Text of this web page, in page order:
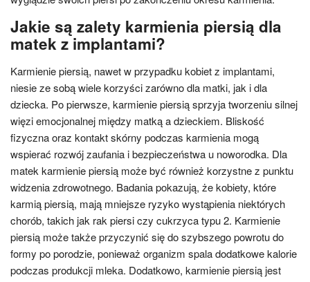
Jakie są zalety karmienia piersią dla
matek z implantami?
Karmienie piersią, nawet w przypadku kobiet z implantami,
niesie ze sobą wiele korzyści zarówno dla matki, jak i dla
dziecka. Po pierwsze, karmienie piersią sprzyja tworzeniu silnej
więzi emocjonalnej między matką a dzieckiem. Bliskość
fizyczna oraz kontakt skórny podczas karmienia mogą
wspierać rozwój zaufania i bezpieczeństwa u noworodka. Dla
matek karmienie piersią może być również korzystne z punktu
widzenia zdrowotnego. Badania pokazują, że kobiety, które
karmią piersią, mają mniejsze ryzyko wystąpienia niektórych
chorób, takich jak rak piersi czy cukrzyca typu 2. Karmienie
piersią może także przyczynić się do szybszego powrotu do
formy po porodzie, ponieważ organizm spala dodatkowe kalorie
podczas produkcji mleka. Dodatkowo, karmienie piersią jest